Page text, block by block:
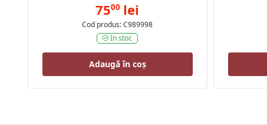
7500 lei
Cod produs: C989998
In stoc
Adaugă în coș